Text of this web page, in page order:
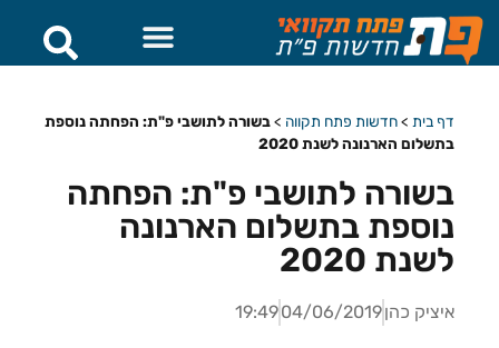
דף בית >חדשות פתח תקווה >בשורה לתושבי פ"ת: הפחתה נוספת
בתשלום הארנונה לשנת 2020
בשורה לתושבי פ"ת: הפחתה
נוספת בתשלום הארנונה
לשנת 2020
איציק כהן04/06/2019
19:49